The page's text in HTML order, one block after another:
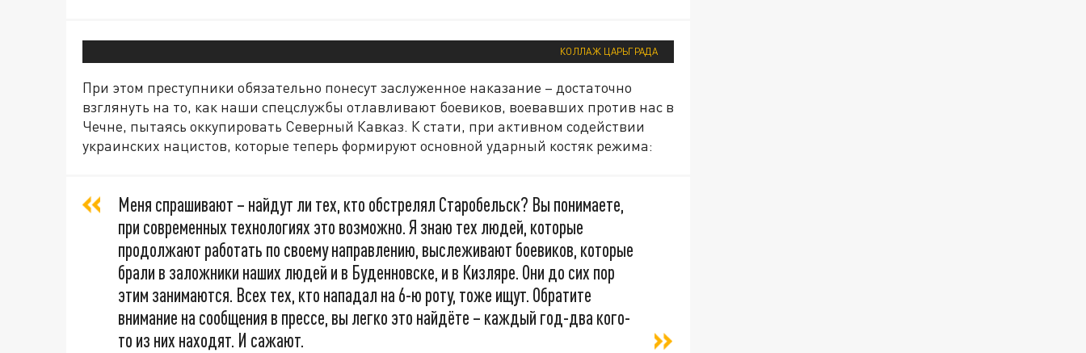
КОЛЛАЖ ЦАРЬГРАДА
При этом преступники обязательно понесут заслуженное наказание – достаточно
взглянуть на то, как наши спецслужбы отлавливают боевиков, воевавших против нас в
Чечне, пытаясь оккупировать Северный Кавказ. К стати, при активном содействии
украинских нацистов, которые теперь формируют основной ударный костяк режима:
Меня спрашивают – найдут ли тех, кто обстрелял Старобельск? Вы понимаете,
при современных технологиях это возможно. Я знаю тех людей, которые
продолжают работать по своему направлению, выслеживают боевиков, которые
брали в заложники наших людей и в Буденновске, и в Кизляре. Они до сих пор
этим занимаются. Всех тех, кто нападал на 6-ю роту, тоже ищут. Обратите
внимание на сообщения в прессе, вы легко это найдёте – каждый год-два кого-
то из них находят. И сажают.